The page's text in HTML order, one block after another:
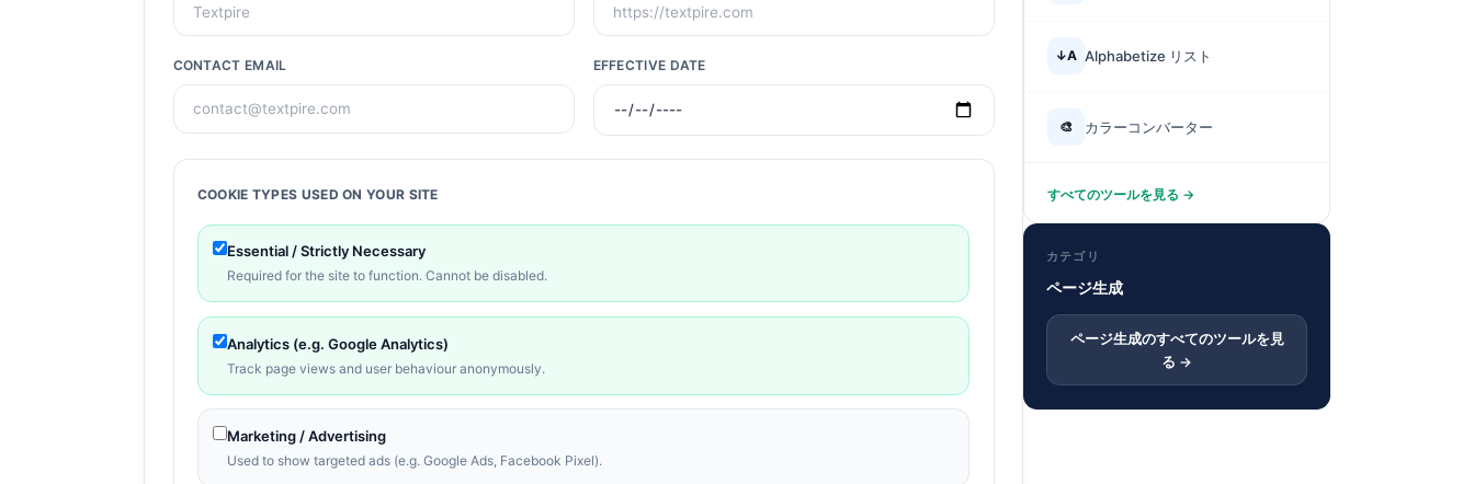
CONTACT EMAIL EFFECTIVE DATE
COOKIE TYPES USED ON YOUR SITE
Essential / Strictly Necessary
Required for the site to function. Cannot be disabled.
Analytics (e.g. Google Analytics)
Track page views and user behaviour anonymously.
Marketing / Advertising
Used to show targeted ads (e.g. Google Ads, Facebook Pixel).
↓A Alphabetize リスト
🎨 カラーコンバーター
すべてのツールを見る →
カテゴリ
ページ生成
ページ生成のすべてのツールを見
る →